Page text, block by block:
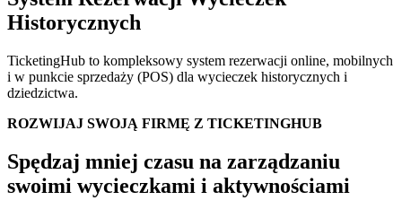
Historycznych
TicketingHub to kompleksowy system rezerwacji online, mobilnych
i w punkcie sprzedaży (POS) dla wycieczek historycznych i
dziedzictwa.
ROZWIJAJ SWOJĄ FIRMĘ Z TICKETINGHUB
Spędzaj mniej czasu na zarządzaniu
swoimi wycieczkami i aktywnościami